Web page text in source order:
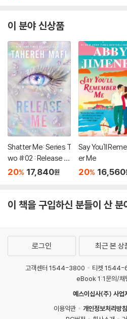
이 분야 신상품
Shatter Me: Series T
wo #02 : Release M
e
20% 17,840원
Say You'll
er Me
20% 16,560
이 책을 구입하신 분들이 산 분
로그인 최근 본 상
고객센터 1544-3800 티켓 1544-
eBook 1:1문의/채
예스이십사(주) 사업
이용약관
개인정보처리방침